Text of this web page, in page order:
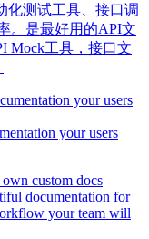
化测试工具、接口调
。是最好用的API文
Mock工具，接口文
your users
custom docs
documentation for
your team will